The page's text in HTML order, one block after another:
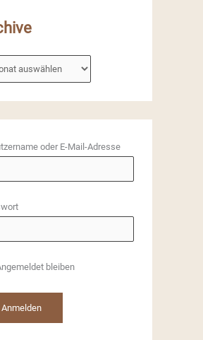
oder E-Mail-Adresse
bleiben